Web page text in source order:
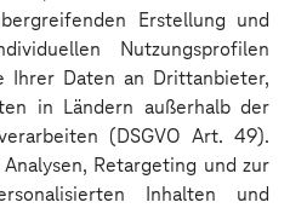
Erstellung und
Nutzungsprofilen
Ihrer Daten an Drittanbieter,
in Ländern außerhalb der
(DSGVO Art. 49).
Retargeting und zur
Inhalten und
eine Auswahl: